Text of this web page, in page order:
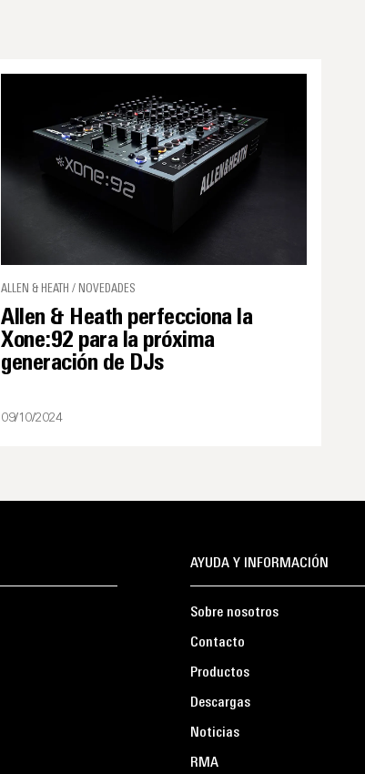
ALLEN & HEATH / NOVEDADES
Allen & Heath perfecciona la
Xone:92 para la próxima
generación de DJs
09/10/2024
AYUDA Y INFORMACIÓN
Sobre nosotros
Contacto
Productos
Descargas
Noticias
RMA